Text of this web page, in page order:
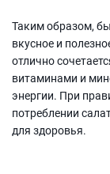
Таким образом,
вкусное и
отлично
витаминами и
энергии. При
потреблении
для здоровья.